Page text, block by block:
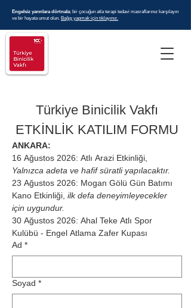
Engelsiz yarınlara dörtnala; bir çocuğun atla terapi tedavi masraflarınız karşılayın
ve bir hayata umut olun. Bağış yapmak için tıklayınız.
Türkiye Binicilik Vakfı
ETKİNLİK KATILIM FORMU
ANKARA:
23 Ağustos 2026: Mogan Gölü Gün Batımı
Kano Etkinliği, ilk defa deneyimleyecekler
30 Ağustos 2026: Ahal Teke Atlı Spor
Kulübü - Engel Atlama Zafer Kupası
Ad *
Soyad *